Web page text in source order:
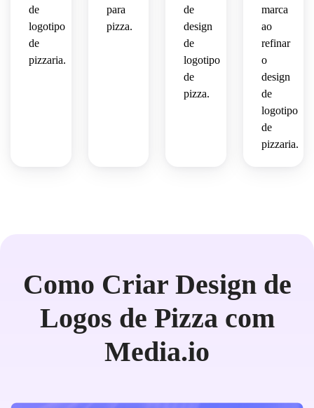
de
logotipo
de
pizzaria.
para
pizza.
de
design
de
logotipo
de
pizza.
marca
ao
refinar
o
design
de
logotipo
de
pizzaria.
Como Criar Design de
Logos de Pizza com
Media.io